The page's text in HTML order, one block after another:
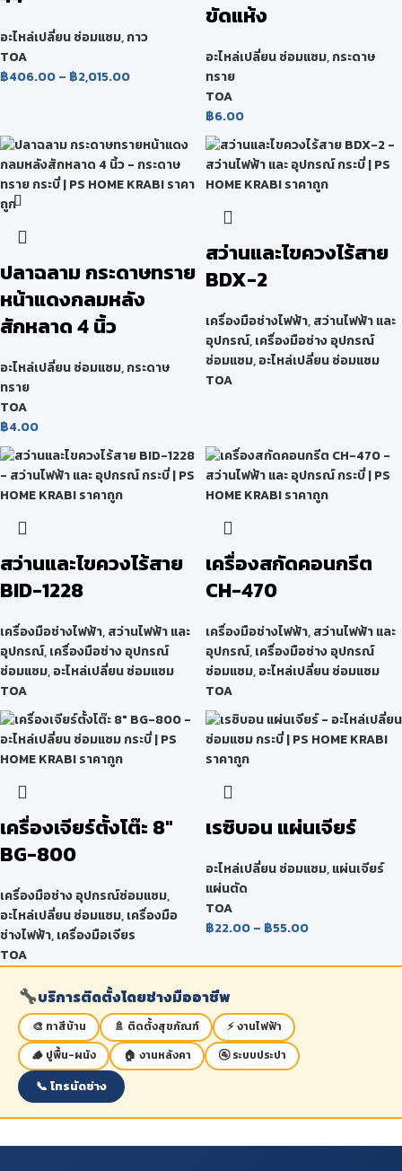
อะไหล่เปลี่ยน ซ่อมแซม,กาว
TOA
฿406.00– ฿2,015.00
ขัดแห้ง
อะไหล่เปลี่ยน ซ่อมแซม,กระดาษ
ทราย
TOA
฿6.00
ปลาฉลาม กระดาษทราย
หน้าแดงกลมหลัง
สักหลาด 4 นิ้ว
อะไหล่เปลี่ยน ซ่อมแซม,กระดาษ
ทราย
TOA
฿4.00
สว่านและไขควงไร้สาย
BDX-2
เครื่องมือช่างไฟฟ้า,สว่านไฟฟ้า และ
อุปกรณ์,เครื่องมือช่าง อุปกรณ์
ซ่อมแซม,อะไหล่เปลี่ยน ซ่อมแซม
TOA
สว่านและไขควงไร้สาย
BID-1228
เครื่องมือช่างไฟฟ้า,สว่านไฟฟ้า และ
อุปกรณ์,เครื่องมือช่าง อุปกรณ์
ซ่อมแซม,อะไหล่เปลี่ยน ซ่อมแซม
TOA
เครื่องสกัดคอนกรีต
CH-470
เครื่องมือช่างไฟฟ้า,สว่านไฟฟ้า และ
อุปกรณ์,เครื่องมือช่าง อุปกรณ์
ซ่อมแซม,อะไหล่เปลี่ยน ซ่อมแซม
TOA
เครื่องเจียร์ตั้งโต๊ะ 8″
BG-800
เครื่องมือช่าง อุปกรณ์ซ่อมแซม,
อะไหล่เปลี่ยน ซ่อมแซม,เครื่องมือ
ช่างไฟฟ้า,เครื่องมือเจียร
TOA
เรซิบอน แผ่นเจียร์
อะไหล่เปลี่ยน ซ่อมแซม,แผ่นเจียร์
แผ่นตัด
TOA
฿22.00– ฿55.00
🔧บริการติดตั้งโดยช่างมืออาชีพ
🎨 ทาสีบ้าน 🚿 ติดตั้งสุขภัณฑ์
⚡ งานไฟฟ้า
🪵 ปูพื้น-ผนัง
🏠 งานหลังคา 🚰 ระบบประปา
📞 โทรนัดช่าง